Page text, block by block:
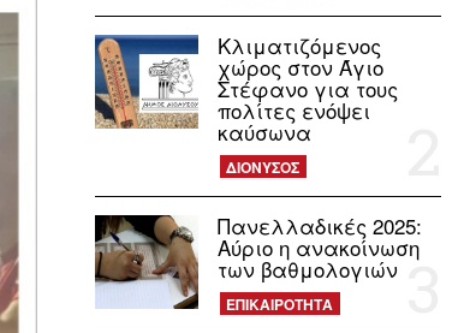
Κλιματιζόμενος
χώρος στον Άγιο
Στέφανο για τους
πολίτες ενόψει
καύσωνα
ΔΙΟΝΥΣΟΣ
Πανελλαδικές 2025:
Αύριο η ανακοίνωση
των βαθμολογιών
ΕΠΙΚΑΙΡΟΤΗΤΑ